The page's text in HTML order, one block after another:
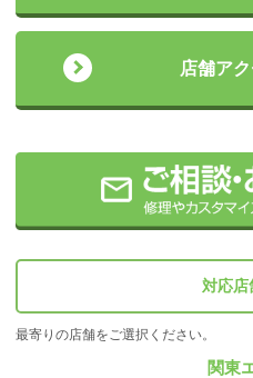
店舗ア
対応店
最寄りの店舗をご選択ください。
関東